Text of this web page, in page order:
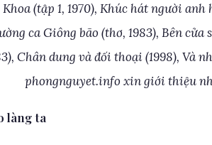
(tập 1, 1970), Khúc hát người
ca Giông bão (thơ, 1983), Bên
Chân dung và đối thoại (1998), Và
phongnguyet.info xin giới thiệu
làng ta